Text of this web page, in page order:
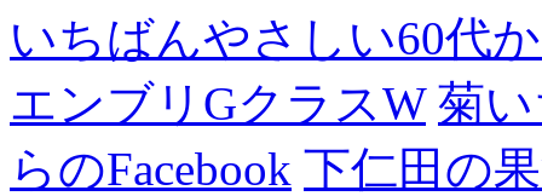
いちばんやさしい60代
エンブリGクラスW 菊
らのFacebook 下仁田の